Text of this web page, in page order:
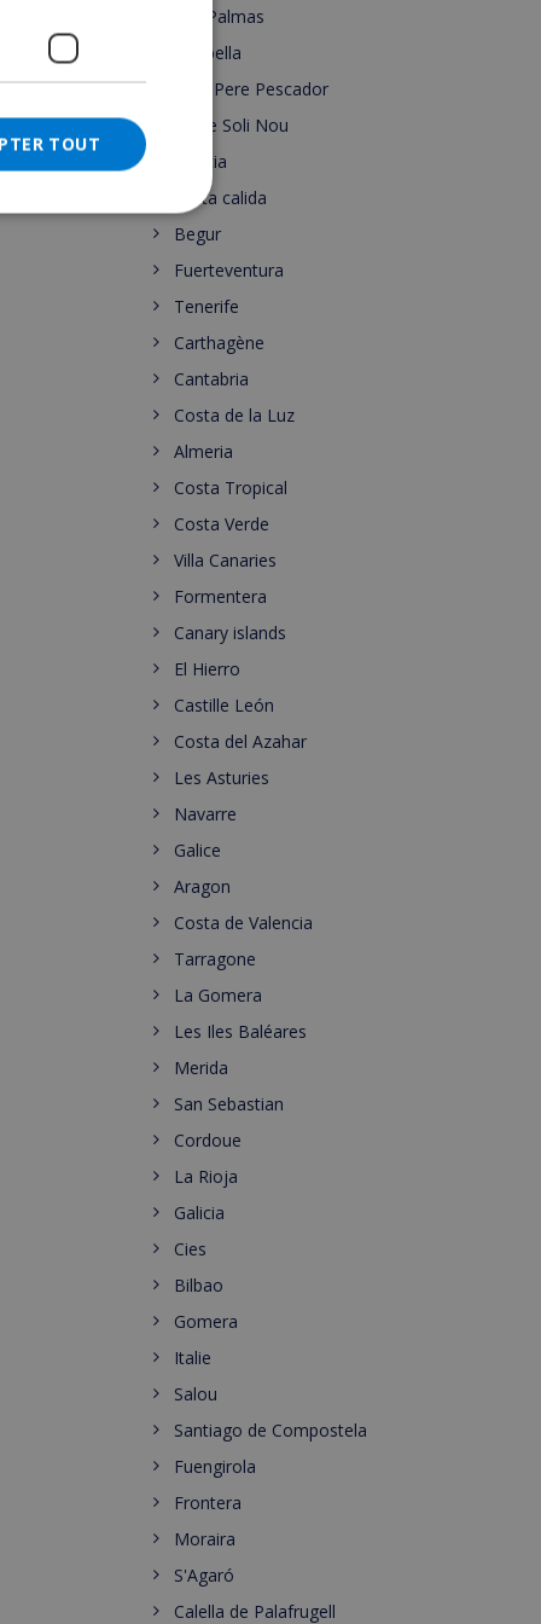
Las Palmas
Marbella
Sant Pere Pescador
Torre Soli Nou
Murcia
costa calida
Begur
Fuerteventura
Tenerife
Carthagène
Cantabria
Costa de la Luz
Almeria
Costa Tropical
Costa Verde
Villa Canaries
Formentera
Canary islands
El Hierro
Castille León
Costa del Azahar
Les Asturies
Navarre
Galice
Aragon
Costa de Valencia
Tarragone
La Gomera
Les Iles Baléares
Merida
San Sebastian
Cordoue
La Rioja
Galicia
Cies
Bilbao
Gomera
Italie
Salou
Santiago de Compostela
Fuengirola
Frontera
Moraira
S'Agaró
Calella de Palafrugell
NORWEGIAN
TOUT